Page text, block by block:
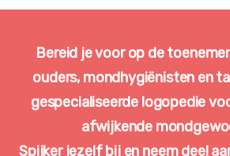
Bereid je voor op de
ouders, mondhygiënisten en
gespecialiseerde logopedie
afwijkende
Spijker jezelf bij en neem deel